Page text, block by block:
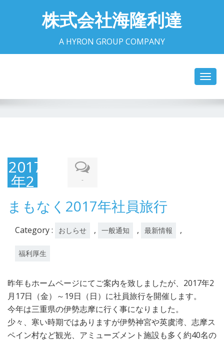
株式会社海隆利達
A HYRON GROUP COMPANY
2017
年2
月1
日
-
まもなく2017年社員旅行
Category : おしらせ , 一般通知 , 最新情報 ,
福利厚生
昨年もホームページにてご案内を致しましたが、2017年2
月17日（金）～19日（日）に社員旅行を開催します。
今年は三重県の伊勢志摩に行く事になりました。
少々、寒い時期ではありますが伊勢神宮や英虞湾、志摩ス
ペイン村など観光、アミューズメント施設も多く約40名の